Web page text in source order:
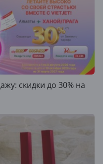
скидки до 30% на